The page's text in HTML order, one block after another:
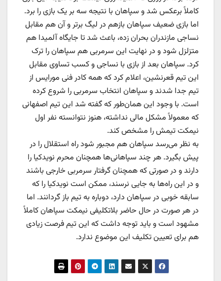
کاملاً برعکس شد و سپاهان با نتیجه سه بر یک بازی را برد.
اما بازی ضعیف سپاهان بازهم در لیگ برتر و آن هم مقابل
نساجی مازندران بحران زده، باعث شد تا جایگاه آلمیدا هم
متزلزل شود و در نهایت این سرمربی هم سپاهان را ترک
کرد. سپاهان بعد از بازی با نساجی و کسب تساوی مقابل
این تیم قعرنشین، اعلام کرد که همه کادر فنی مورایس از
تیم جدا شدند و سپاهان انتخاب سرمربی را شروع کرده
است. با وجود این همان‌طور که گفته شد این تیم اصفهانی
که معمولاً مشکل مالی نداشته، هنوز نتوانسته نفر اول
نیمکت تیمش را مشخص کند.
به نظر می‌رسد سپاهان هم مجبور شود راه استقلال را در
پیش بگیرد. هر چند سپاهانی‌ها همچنان محرم نویدکیا را
دارند و در صورتی که همچنان گرفتار سرمربی خارجی باشند
و در این راه‌ها به جایی نرسند، ممکن است نویدکیا را که
سابقه خوبی در سپاهان دارد، دوباره به تیم باز گردانند. اما
در هر صورت در حال حاضر بلاتکلیفی نیمکت سپاهان کاملاً
مشهود است و باید توجه داشت که این تیم فرصت زیادی
هم برای تعیین تکلیف این موضوع ندارد.